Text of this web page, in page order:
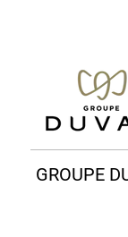
GROUPE